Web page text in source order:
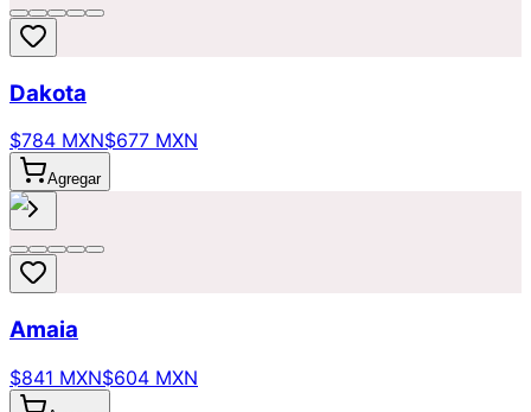
Dakota
$784 MXN$677 MXN
Agregar
Amaia
$841 MXN$604 MXN